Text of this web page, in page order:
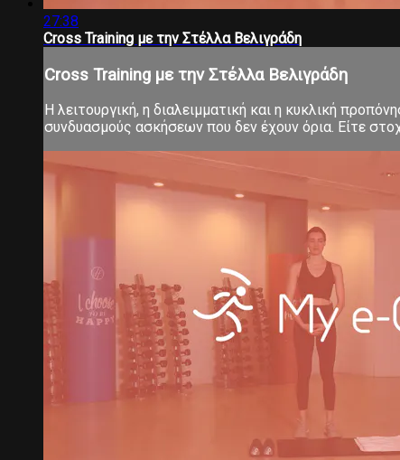
27:38
Cross Training με την Στέλλα Βελιγράδη
Cross Training με την Στέλλα Βελιγράδη
Η λειτουργική, η διαλειμματική και η κυκλική
συνδυασμούς ασκήσεων που δεν έχουν όρια. Είτε